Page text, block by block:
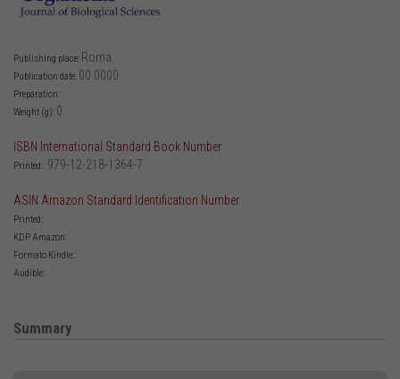
Publishing place: Roma
Publication date: 00 0000
Preparation:
Weight (g): 0
ISBN International Standard Book Number
Printed: 979-12-218-1364-7
ASIN Amazon Standard Identification Number
Printed:
KDP Amazon:
Formato Kindle:
Audible:
Summary